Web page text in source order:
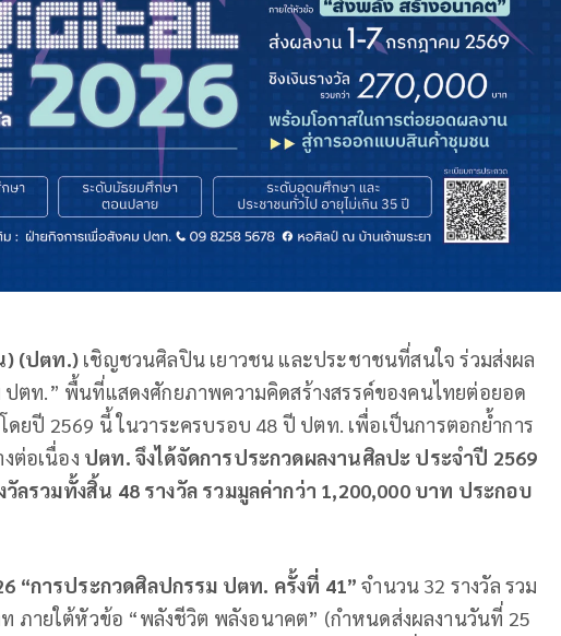
) (ปตท.) เชิญชวนศิลปิน เยาวชน และประชาชนที่สนใจ ร่วมส่งผล
ปตท.” พื้นที่แสดงศักยภาพความคิดสร้างสรรค์ของคนไทยต่อยอด
ดยปี 2569 นี้ ในวาระครบรอบ 48 ปี ปตท. เพื่อเป็นการตอกย้ำการ
ต่อเนื่อง ปตท. จึงได้จัดการประกวดผลงานศิลปะ ประจำปี 2569
ลรวมทั้งสิ้น 48 รางวัล รวมมูลค่ากว่า 1,200,000 บาท ประกอบ
“การประกวดศิลปกรรม ปตท. ครั้งที่ 41”จำนวน 32 รางวัล รวม
ภายใต้หัวข้อ “พลังชีวิต พลังอนาคต” (กำหนดส่งผลงานวันที่ 25